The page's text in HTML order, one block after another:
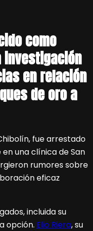
como
investigación
en relación
de oro a
fue arrestado
una clínica de San
rumores sobre
eficaz
incluida su
opción. Elio Riera, su